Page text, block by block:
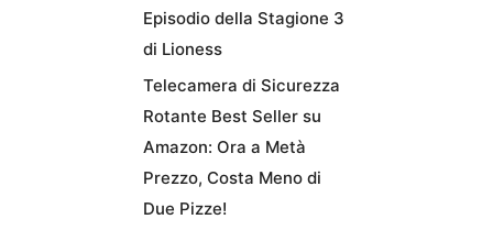
Episodio della Stagione 3
di Lioness
Telecamera di Sicurezza
Rotante Best Seller su
Amazon: Ora a Metà
Prezzo, Costa Meno di
Due Pizze!